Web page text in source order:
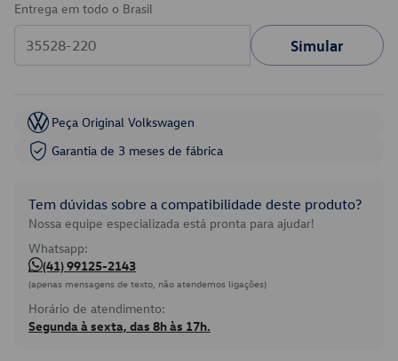
Entrega em todo o Brasil
Simular
Peça Original Volkswagen
Garantia de 3 meses de fábrica
Tem dúvidas sobre a compatibilidade deste produto?
Nossa equipe especializada está pronta para ajudar!
Whatsapp:
(41) 99125-2143
(apenas mensagens de texto, não atendemos ligações)
Horário de atendimento:
Segunda à sexta, das 8h às 17h.